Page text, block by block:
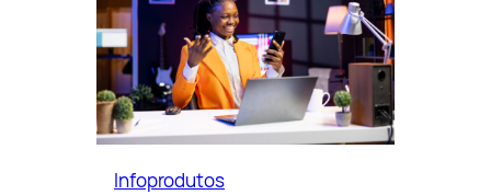
Infoprodutos